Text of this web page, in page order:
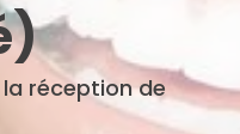
réception de